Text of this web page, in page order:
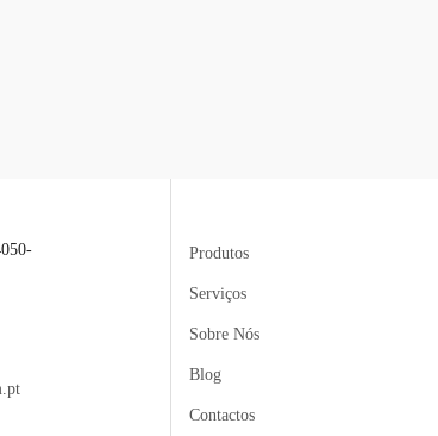
Produtos
Serviços
Sobre Nós
Blog
Contactos